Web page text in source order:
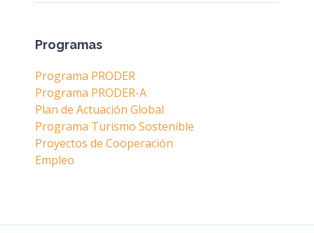
Programas
Programa PRODER
Programa PRODER-A
Plan de Actuación Global
Programa Turismo Sostenible
Proyectos de Cooperación
Empleo